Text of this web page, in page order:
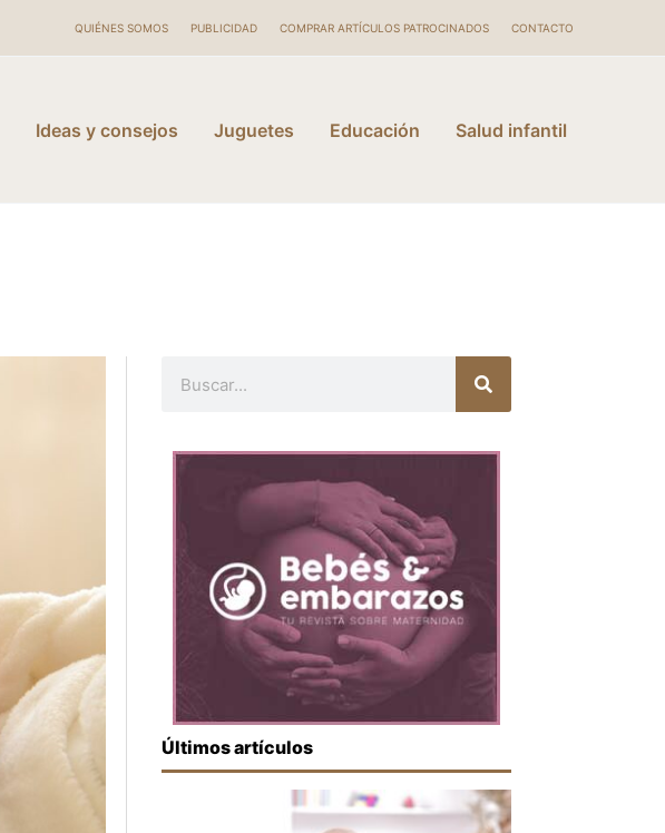
QUIÉNES SOMOS PUBLICIDAD COMPRAR ARTÍCULOS PATROCINADOS CONTACTO
Ideas y consejos Juguetes Educación Salud infantil
Últimos artículos